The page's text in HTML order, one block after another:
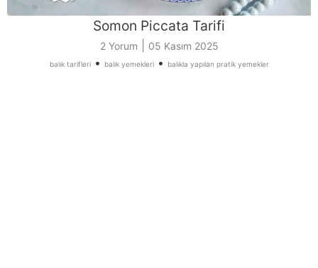
Somon Piccata Tarifi
2 Yorum 05 Kasım 2025
balık tarifleri• balık yemekleri• balıkla yapılan pratik yemekler